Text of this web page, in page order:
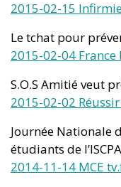
2015-02-15
Le tchat pour
2015-02-04 France
S.O.S Amitié veut
2015-02-02
Journée Nationale
étudiants de l’ISCPA
2014-11-14 MCE